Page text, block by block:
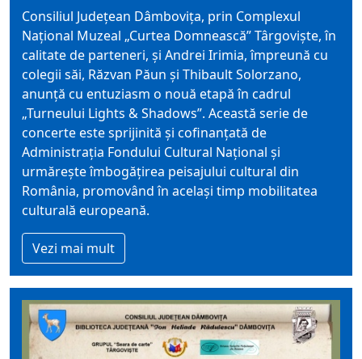
Consiliul Judeţean Dâmboviţa, prin Complexul
Național Muzeal „Curtea Domnească” Târgovişte, în
calitate de parteneri, și Andrei Irimia, împreună cu
colegii săi, Răzvan Păun și Thibault Solorzano,
anunță cu entuziasm o nouă etapă în cadrul
„Turneului Lights & Shadows”. Această serie de
concerte este sprijinită și cofinanțată de
Administrația Fondului Cultural Național și
urmărește îmbogățirea peisajului cultural din
România, promovând în același timp mobilitatea
culturală europeană.
Vezi mai mult